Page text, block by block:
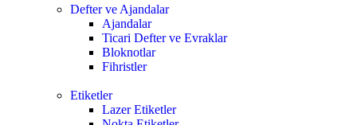
Defter ve Ajandalar
Ajandalar
Ticari Defter ve Evraklar
Bloknotlar
Fihristler
Etiketler
Lazer Etiketler